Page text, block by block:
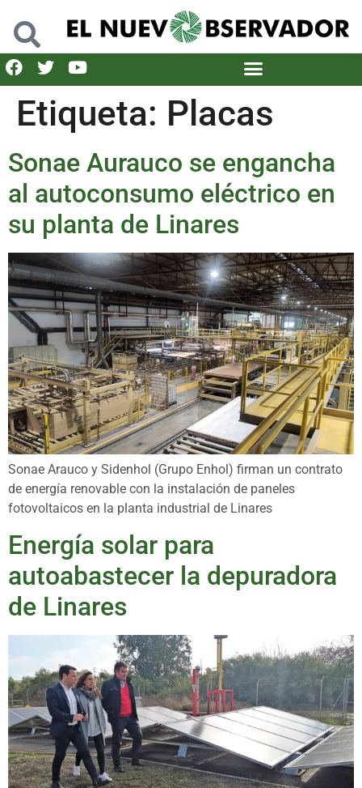
Etiqueta: Placas
Sonae Aurauco se engancha
al autoconsumo eléctrico en
su planta de Linares
Sonae Arauco y Sidenhol (Grupo Enhol) firman un contrato
de energía renovable con la instalación de paneles
fotovoltaicos en la planta industrial de Linares
Energía solar para
autoabastecer la depuradora
de Linares